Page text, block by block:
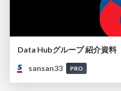
Data Hubグループ 紹介資料
sansan33
PRO